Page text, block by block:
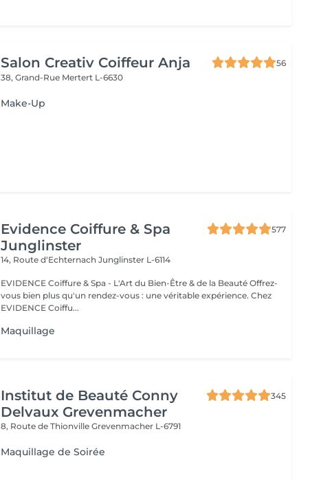
Salon Creativ Coiffeur Anja
56
38, Grand-Rue Mertert L-6630
Make-Up
Evidence Coiffure & Spa
Junglinster
577
14, Route d‘EchternachJunglinster L-6114
EVIDENCE Coiffure & Spa - L'Art du Bien-Être & de la Beauté Offrez-
vous bien plus qu'un rendez-vous : une véritable expérience. Chez
EVIDENCE Coiffu...
Maquillage
Institut de Beauté Conny
Delvaux Grevenmacher
345
8, Route de ThionvilleGrevenmacher L-6791
Maquillage de Soirée